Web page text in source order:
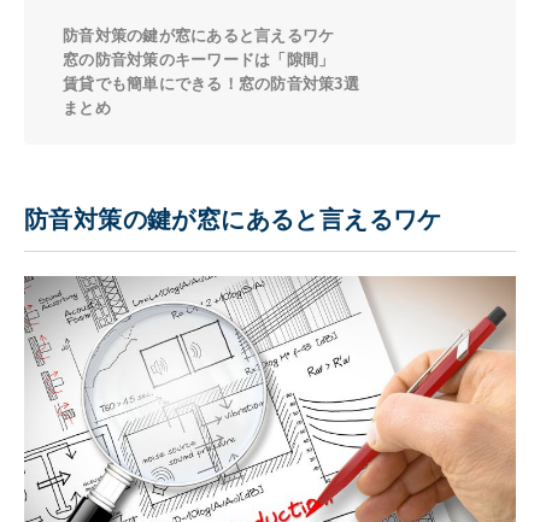
防音対策の鍵が窓にあると言えるワケ
窓の防音対策のキーワードは「隙間」
賃貸でも簡単にできる！窓の防音対策3選
まとめ
防音対策の鍵が窓にあると言えるワケ